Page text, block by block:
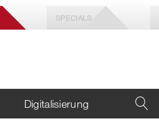
SPECIALS
Digitalisierung